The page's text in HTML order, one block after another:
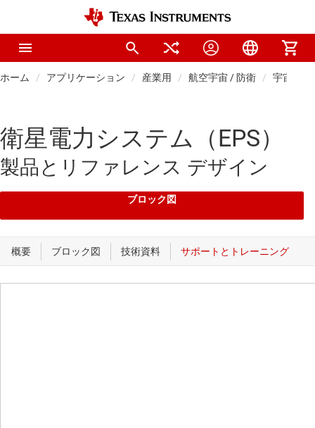
ホーム アプリケーション 産業用 航空宇宙 / 防衛 宇宙
衛星電力システム（EPS）
製品とリファレンス デザイン
ブロック図